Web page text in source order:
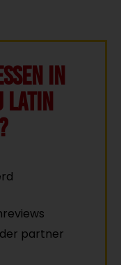
in
Latin
partner